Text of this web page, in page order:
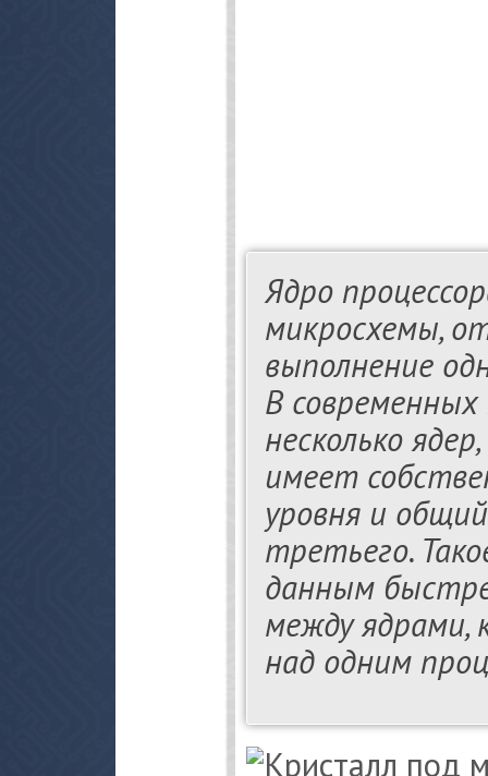
Ядро
микросхемы,
выполнение
В современных
несколько
имеет
уровня и
третьего.
данным
между ядрами,
над одним